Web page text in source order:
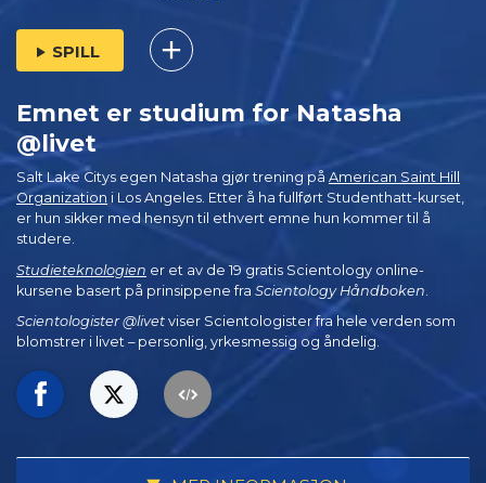
SPILL
Emnet er studium for Natasha
@livet
Salt Lake Citys egen Natasha gjør trening på American Saint Hill
Organization i Los Angeles. Etter å ha fullført Studenthatt-kurset,
er hun sikker med hensyn til ethvert emne hun kommer til å
studere.
Studieteknologien er et av de 19 gratis Scientology online-
kursene basert på prinsippene fra Scientology Håndboken
Scientologister @livet viser Scientologister fra hele verden som
blomstrer i livet – personlig, yrkesmessig og åndelig.